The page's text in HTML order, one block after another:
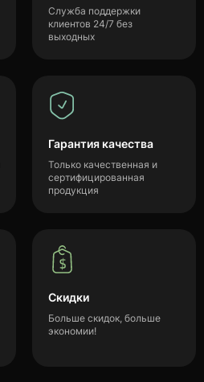
Служба поддержки
клиентов 24/7 без
выходных
Гарантия качества
Только качественная и
сертифицированная
продукция
Скидки
Больше скидок, больше
экономии!